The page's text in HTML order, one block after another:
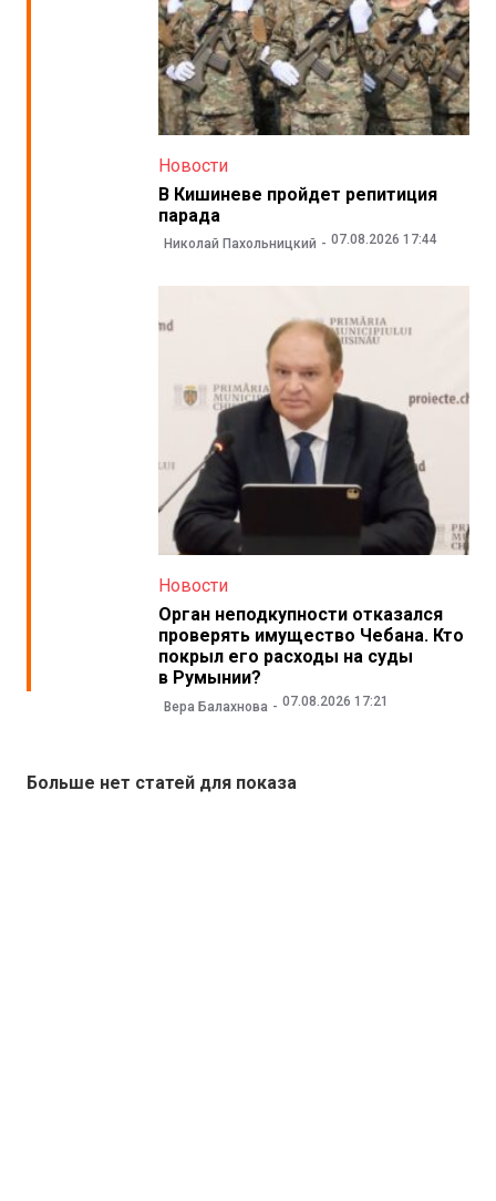
Новости
В Кишиневе пройдет репитиция
парада
Николай Пахольницкий 07.08.2026 17:44
Новости
Орган неподкупности отказался
проверять имущество Чебана. Кто
покрыл его расходы на суды
в Румынии?
Вера Балахнова 07.08.2026 17:21
Больше нет статей для показа